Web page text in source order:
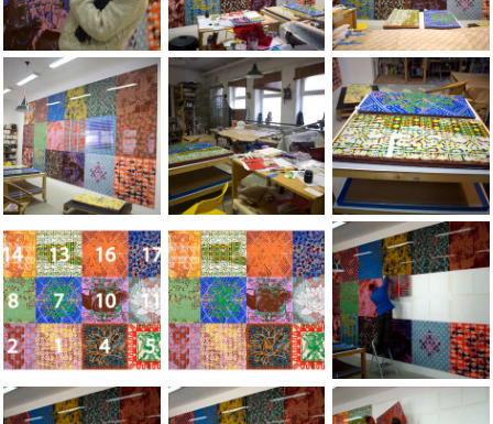
Portrait de Jean-Pierre sergent par Magali Teyssier,
Jean-Pierre Sergent In the studio,
Jean-Pierre
Jean-Pierre Sergent In the studio, preparing to change the
Jean-Pierre Sergent In the studio,
Jean-Pierre
Jean-Pierre Sergent drawing of the mural installation of 18
Jean-Pierre Sergent drawing of the
Jean-Pierre